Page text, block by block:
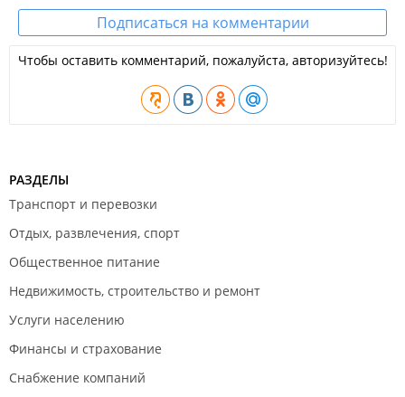
Подписаться на комментарии
Чтобы оставить комментарий, пожалуйста, авторизуйтесь!
РАЗДЕЛЫ
Транспорт и перевозки
Отдых, развлечения, спорт
Общественное питание
Недвижимость, строительство и ремонт
Услуги населению
Финансы и страхование
Снабжение компаний